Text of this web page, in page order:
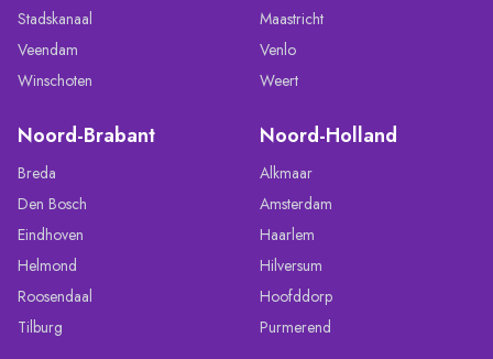
Stadskanaal
Veendam
Winschoten
Maastricht
Venlo
Weert
Noord-Brabant
Breda
Den Bosch
Eindhoven
Helmond
Roosendaal
Tilburg
Noord-Holland
Alkmaar
Amsterdam
Haarlem
Hilversum
Hoofddorp
Purmerend